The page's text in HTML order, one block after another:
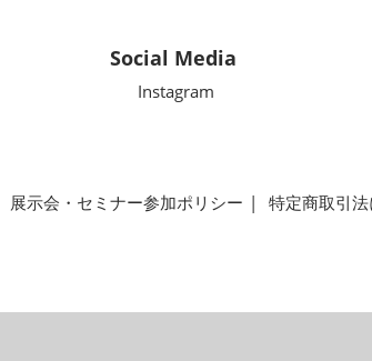
Social Media
Instagram
展示会・セミナー参加ポリシー
特定商取引